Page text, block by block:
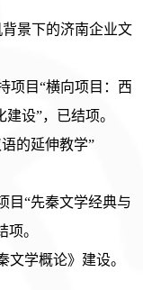
景下的济南企业文
项目“横向项目：西
设”，已结项。
的延伸教学”
目“先秦文学经典与
。
文学概论》建设。